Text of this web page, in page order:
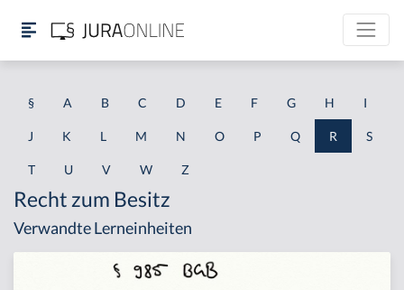
§ A B C D E F G H I
J K L M N O P Q R S
T U V W Z
Recht zum Besitz
Verwandte Lerneinheiten